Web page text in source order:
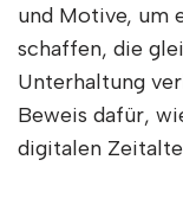
und Motive, um
schaffen, die
Unterhaltung
Beweis dafür,
digitalen